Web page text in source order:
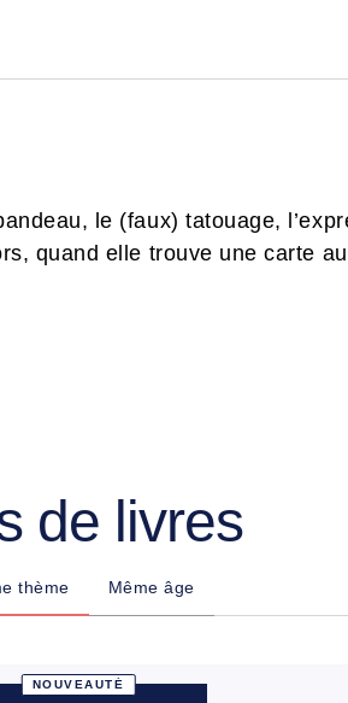
le (faux) tatouage,
quand elle trouve une carte
de livres
thème Même âge
NOUVEAUTÉ